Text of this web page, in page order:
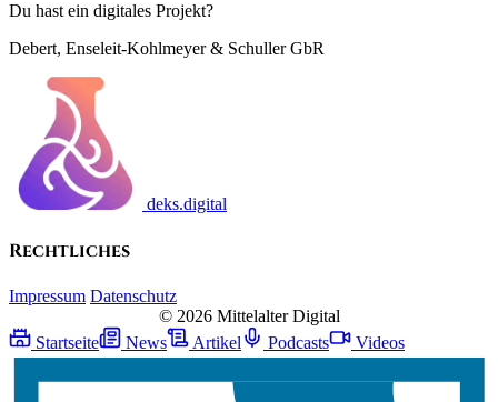
Du hast ein digitales Projekt?
Debert, Enseleit-Kohlmeyer & Schuller GbR
deks.digital
Rechtliches
Impressum Datenschutz
© 2026 Mittelalter Digital
Startseite
News Artikel Podcasts Videos